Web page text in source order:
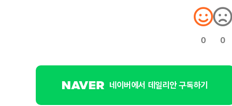
0 0
네이버에서 데일리안 구독하기